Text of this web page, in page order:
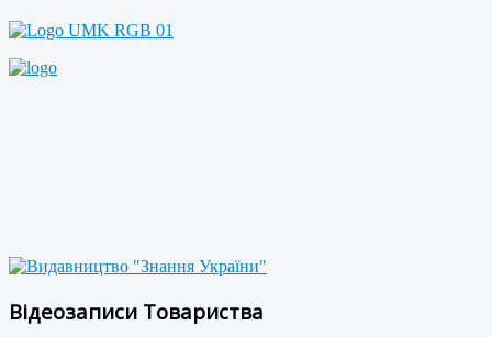
Відеозаписи Товариства